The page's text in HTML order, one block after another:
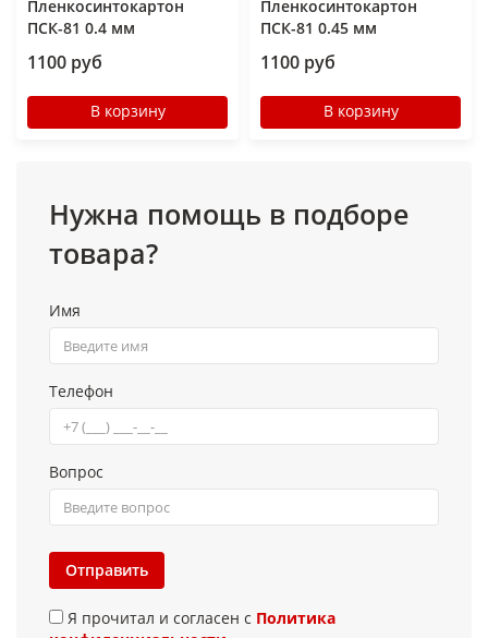
Пленкосинтокартон
ПСК-81 0.4 мм
1100 руб
В корзину
Пленкосинтокартон
ПСК-81 0.45 мм
1100 руб
В корзину
Нужна помощь в подборе
товара?
Имя
Телефон
Вопрос
Отправить
Я прочитал и согласен с Политика